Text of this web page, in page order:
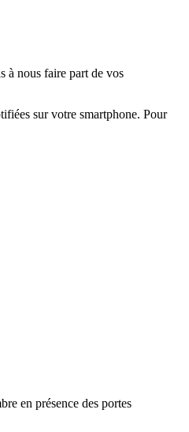
à nous faire part de vos
sur votre smartphone. Pour
en présence des portes